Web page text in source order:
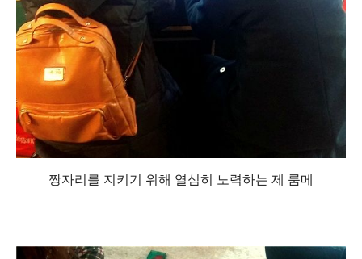
짱자리를 지키기 위해 열심히 노력하는 제 룸메